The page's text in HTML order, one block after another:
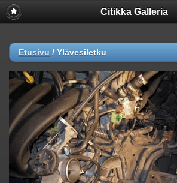
Citikka Galleria
Etusivu / Ylävesiletku